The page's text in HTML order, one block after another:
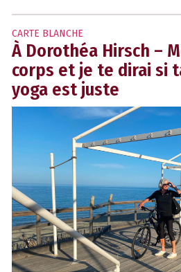
CARTE BLANCHE
À Dorothéa Hirsch –
corps et je te dirai si
yoga est juste